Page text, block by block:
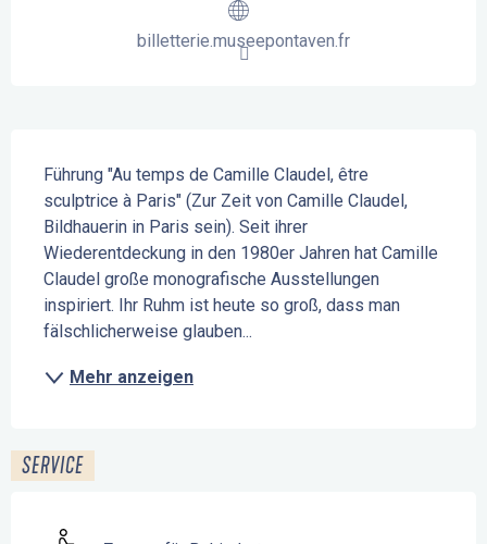
billetterie.museepontaven.fr
Führung "Au temps de Camille Claudel, être
sculptrice à Paris" (Zur Zeit von Camille Claudel,
Bildhauerin in Paris sein). Seit ihrer
Wiederentdeckung in den 1980er Jahren hat Camille
Claudel große monografische Ausstellungen
inspiriert. Ihr Ruhm ist heute so groß, dass man
fälschlicherweise glauben...
Mehr anzeigen
SERVICE